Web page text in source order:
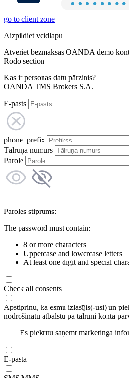
go to client zone
Aizpildiet veidlapu
Atveriet bezmaksas OANDA demo
Rodo section
Kas ir personas datu pārzinis?
OANDA TMS Brokers S.A.
E-pasts
phone_prefix
Tālruņa numurs
Parole
Paroles stiprums:
The password must contain:
8 or more characters
Uppercase and lowercase letters
At least one digit and special
Check all consents
Apstiprinu, ka esmu izlasījis(-usi) un
nodrošinātu atbalstu pa tālruni konta
Es piekrītu saņemt mārketinga
E-pasta